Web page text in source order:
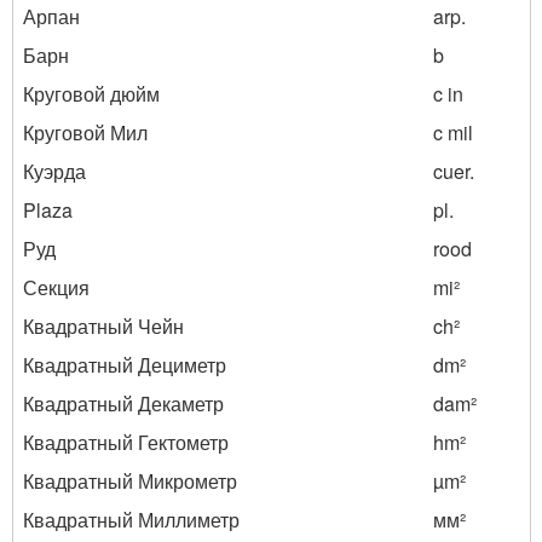
Арпан
arp.
Барн
b
Круговой дюйм
c in
Круговой Мил
c mil
Куэрда
cuer.
Plaza
pl.
Руд
rood
Секция
mi²
Квадратный Чейн
ch²
Квадратный Дециметр
dm²
Квадратный Декаметр
dam²
Квадратный Гектометр
hm²
Квадратный Микрометр
µm²
Квадратный Миллиметр
мм²